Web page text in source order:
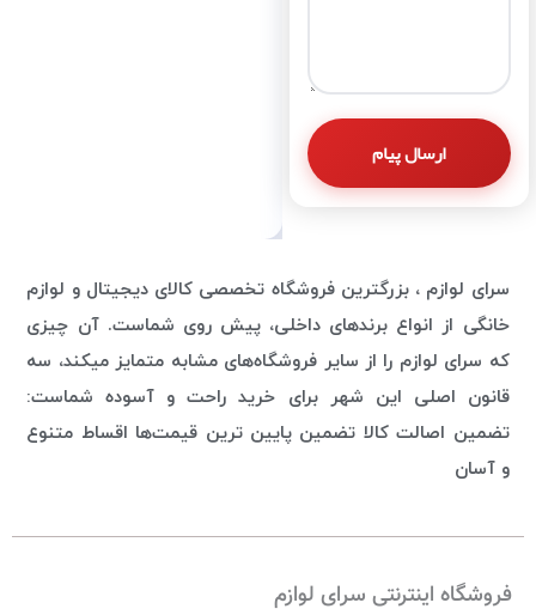
سرای لوازم ، بزرگترین فروشگاه تخصصی کالای دیجیتال و لوازم
خانگی از انواع برندهای داخلی، پیش روی شماست. آن چیزی
که سرای لوازم را از سایر فروشگاه‌های مشابه متمایز میکند، سه
قانون اصلی این شهر برای خرید راحت و آسوده شماست:
تضمین اصالت کالا تضمین پایین ترین قیمت‌ها اقساط متنوع
و آسان
فروشگاه اینترنتی سرای لوازم